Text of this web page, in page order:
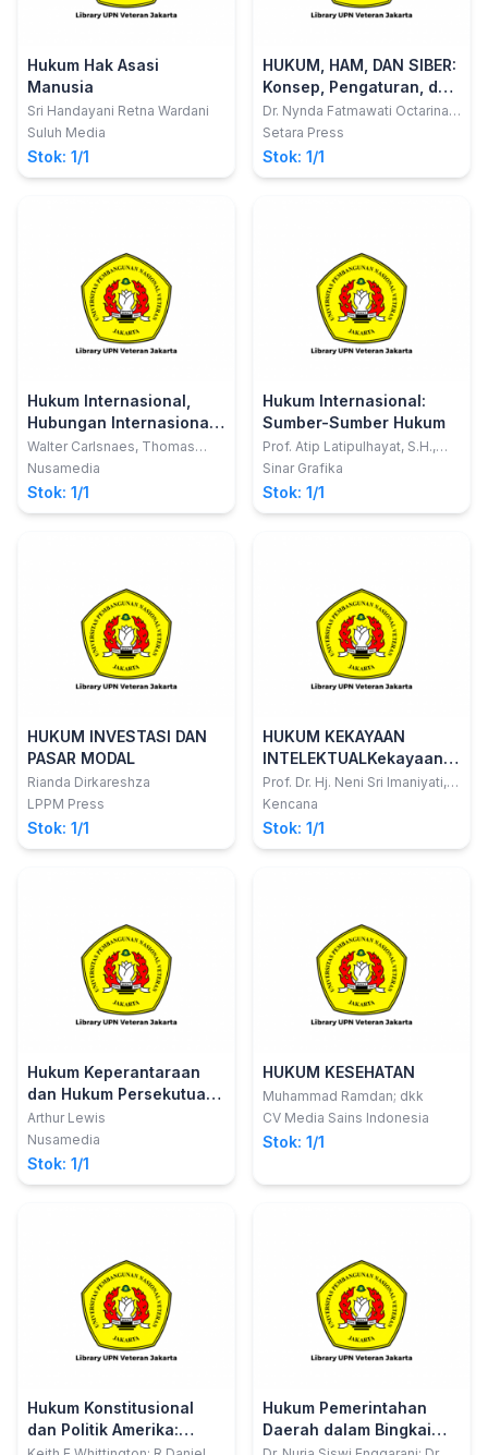
Hukum Hak Asasi
Manusia
Sri Handayani Retna Wardani
Suluh Media
Stok: 1/1
HUKUM, HAM, DAN SIBER:
Konsep, Pengaturan, dan
Pelanggaran di Media
Sosial
Dr. Nynda Fatmawati Octarina,
S.H., M.H.
Setara Press
Stok: 1/1
Hukum Internasional,
Hubungan Internasional
dan Kepatuhan:
Handbook Hubungan
Internasional
Walter Carlsnaes, Thomas
Risse, Beth A Simmons
Nusamedia
Stok: 1/1
Hukum Internasional:
Sumber-Sumber Hukum
Prof. Atip Latipulhayat, S.H.,
LL.M., Ph.D
Sinar Grafika
Stok: 1/1
HUKUM INVESTASI DAN
PASAR MODAL
Rianda Dirkareshza
LPPM Press
Stok: 1/1
HUKUM KEKAYAAN
INTELEKTUALKekayaan
Intelektual, Hak
Kekayaan Intelektual,
Hak Cipta, Paten, dan
Merek
Prof. Dr. Hj. Neni Sri Imaniyati,
S.H., M.H.; dkk
Kencana
Stok: 1/1
Hukum Keperantaraan
dan Hukum Persekutuan
Perdata
Arthur Lewis
Nusamedia
Stok: 1/1
HUKUM KESEHATAN
Muhammad Ramdan; dkk
CV Media Sains Indonesia
Stok: 1/1
Hukum Konstitusional
dan Politik Amerika:
Handbook Hukum dan
Hukum Pemerintahan
Daerah dalam Bingkai
Negara Kesatuan